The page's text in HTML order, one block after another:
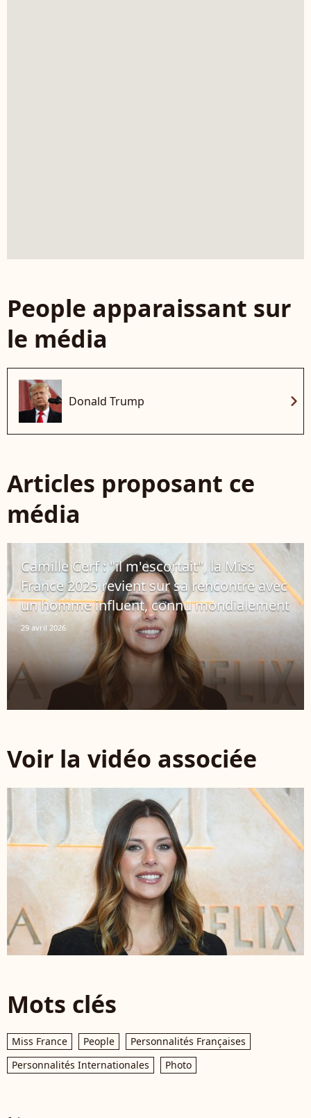
People apparaissant sur
le média
Donald Trump chevron_right
Articles proposant ce
média
Camille Cerf : "il m'escortait", la Miss
France 2025 revient sur sa rencontre avec
un homme influent, connu mondialement
29 avril 2026
Voir la vidéo associée
Mots clés
Miss France People
Personnalités Françaises
Personnalités Internationales
Photo